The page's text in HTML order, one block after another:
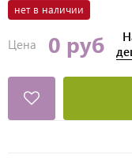
нет в наличии
Цена 0 руб